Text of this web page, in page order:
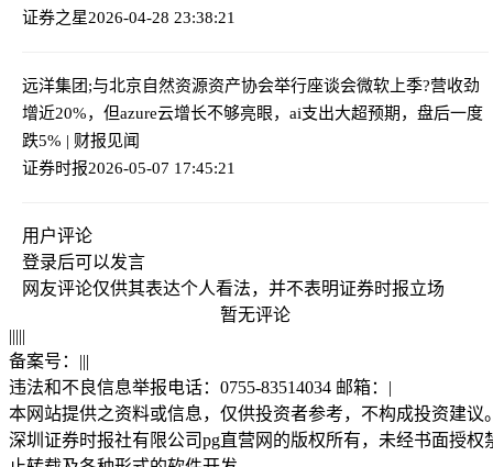
证券之星2026-04-28 23:38:21
远洋集团;与北京自然资源资产协会举行座谈会微软上季?营收劲
增近20%，但azure云增长不够亮眼，ai支出大超预期，盘后一度
跌5% | 财报见闻
证券时报2026-05-07 17:45:21
用户评论
登录后可以发言
网友评论仅供其表达个人看法，并不表明证券时报立场
暂无评论
|||||
备案号： |||
违法和不良信息举报电话：0755-83514034 邮箱： |
本网站提供之资料或信息，仅供投资者参考，不构成投资建议
深圳证券时报社有限公司pg直营网的版权所有，未经书面授权